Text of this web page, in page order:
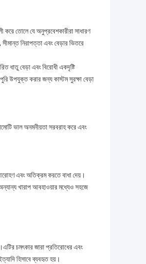
তোলে যে অনুপ্রবেশকারীরা সাধারণ
নিরাপত্তা এবং বেড়ার ভিতরে
ধাতু বেড়া এবং বিরোধী একদৃষ্টি
উপযুক্ত করার জন্য কাস্টম সুরক্ষা বেড়া
ভাল অনমনীয়তা সরবরাহ করে এবং
এবং অতিক্রম করতে বাধা দেয়।
খারাপ আবহাওয়ার মধ্যেও সহজে
চমৎকার জারা প্রতিরোধের এবং
হিসাবে ব্যবহৃত হয়।